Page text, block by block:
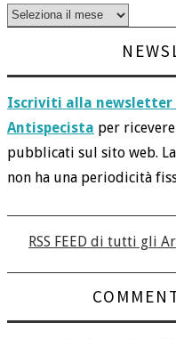
Archivi
Iscriviti alla newsletter
Antispecista per
pubblicati sul sito web.
non ha una periodicità
RSS FEED di tutti gli